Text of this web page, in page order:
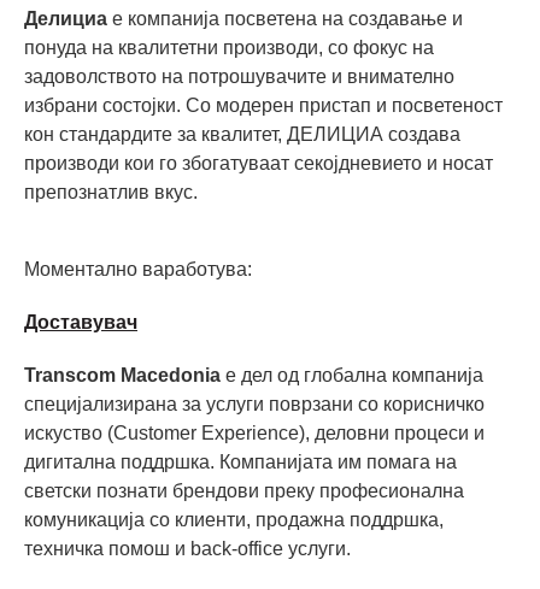
Делициа е компанија посветена на создавање и
понуда на квалитетни производи, со фокус на
задоволството на потрошувачите и внимателно
избрани состојки. Со модерен пристап и посветеност
кон стандардите за квалитет, ДЕЛИЦИА создава
производи кои го збогатуваат секојдневието и носат
препознатлив вкус.
Моментално ваработува:
Доставувач
Transcom Macedonia е дел од глобална компанија
специјализирана за услуги поврзани со корисничко
искуство (Customer Experience), деловни процеси и
дигитална поддршка. Компанијата им помага на
светски познати брендови преку професионална
комуникација со клиенти, продажна поддршка,
техничка помош и back-office услуги.